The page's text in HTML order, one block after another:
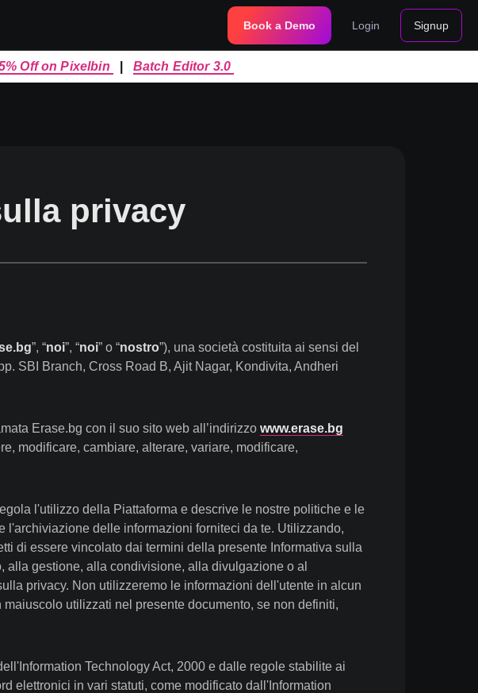
Book a Demo Login Signup
Off on Pixelbin Batch Editor 3.0
privacy
”, “noi”, “noi” o “nostro”), una società costituita ai sensi del
SBI Branch, Cross Road B, Ajit Nagar, Kondivita, Andheri
Erase.bg con il suo sito web all’indirizzo www.erase.bg
modificare, cambiare, alterare, variare, modificare,
l'utilizzo della Piattaforma e descrive le nostre politiche e le
delle informazioni forniteci da te. Utilizzando,
di essere vincolato dai termini della presente Informativa sulla
gestione, alla condivisione, alla divulgazione o al
privacy. Non utilizzeremo le informazioni dell'utente in alcun
utilizzati nel presente documento, se non definiti,
Technology Act, 2000 e dalle regole stabilite ai
elettronici in vari statuti, come modificato dall'Information